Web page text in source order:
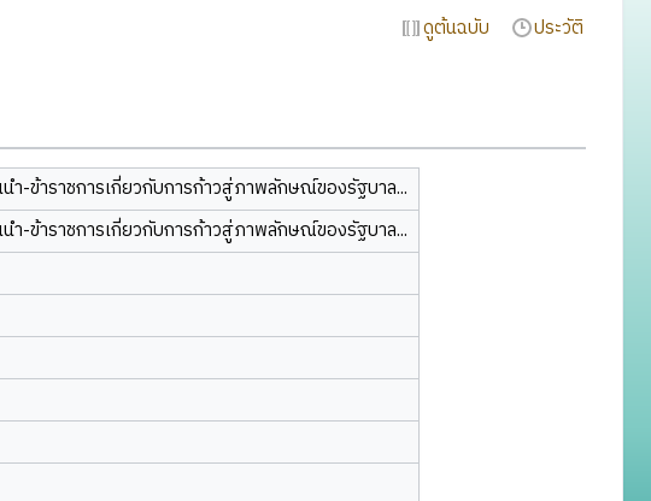
ดูต้นฉบับ ประวัติ
ำ-ข้าราชการเกี่ยวกับการก้าวสู่ภาพลักษณ์ของรัฐบาล...
ำ-ข้าราชการเกี่ยวกับการก้าวสู่ภาพลักษณ์ของรัฐบาล...